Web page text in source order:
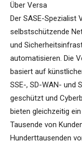
Über Versa
Der SASE-Spezialist
selbstschützende
und
automatisieren. Die
basiert auf
SSE-, SD-WAN- und
geschützt und
bieten gleichzeitig
Tausende von
Hunderttausenden